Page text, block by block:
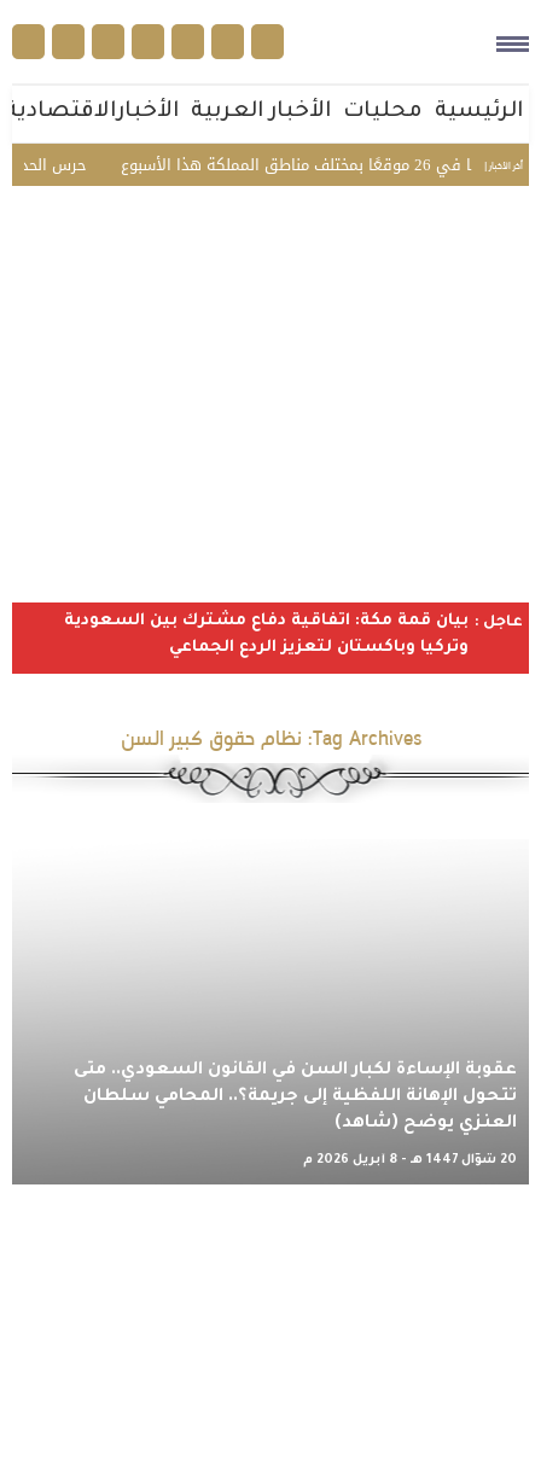
الرئيسية محليات الأخبار العربية الأخبارالاقتصادية
أخر الأخبار | حرس الحدود يحبط تهريب 45 كيلوجرامًا من المملكة هذا الأسبوع
عاجل : بيان قمة مكة: اتفاقية دفاع مشترك بين السعودية
وتركيا وباكستان لتعزيز الردع الجماعي
Tag Archives: نظام حقوق كبير السن
عقوبة الإساءة لكبار السن في القانون السعودي.. متى
تتحول الإهانة اللفظية إلى جريمة؟.. المحامي سلطان
العنزي يوضح (شاهد)
20 شوّال 1447 هـ - 8 أبريل 2026 م